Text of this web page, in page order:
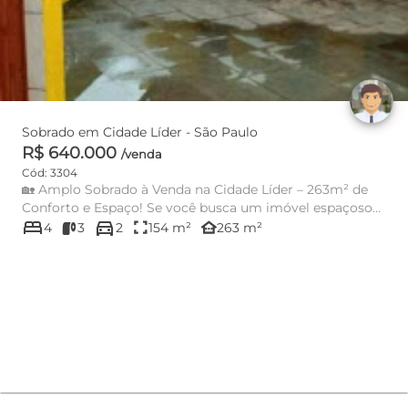
Sobrado em Cidade Líder - São Paulo
R$ 640.000 /venda
Cód: 3304
🏡 Amplo Sobrado à Venda na Cidade Líder – 263m² de
Conforto e Espaço! Se você busca um imóvel espaçoso
para toda a fam...
bed4 3 directions_car2 fullscreen154 m² other_houses263 m²